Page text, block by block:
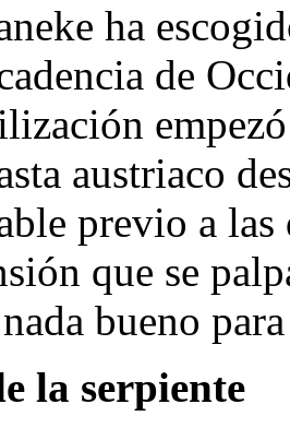
ha
de
austriaco
previo a las
que se
bueno
la serpiente